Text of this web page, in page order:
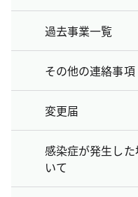
過去事業一覧
その他の連絡事項
変更届
感染症が発生し
いて